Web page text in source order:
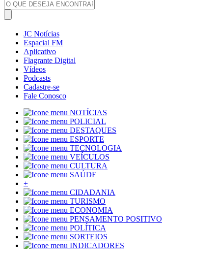
JC Notícias
Espacial FM
Aplicativo
Flagrante Digital
Vídeos
Podcasts
Cadastre-se
Fale Conosco
NOTÍCIAS
POLICIAL
DESTAQUES
ESPORTE
TECNOLOGIA
VEÍCULOS
CULTURA
SAÚDE
+
CIDADANIA
TURISMO
ECONOMIA
PENSAMENTO POSITIVO
POLÍTICA
SORTEIOS
INDICADORES